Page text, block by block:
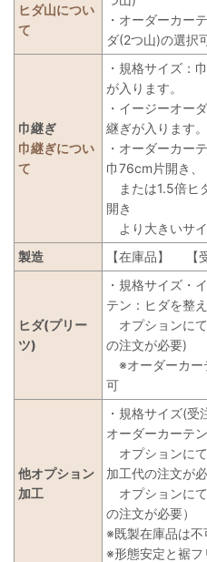
ヒダ山につい
て
・オーダーカー
ダ(2つ山)の選択
巾継ぎ
巾継ぎについ
て
・規格サイズ：
が入ります。
・イージーオー
継ぎが入ります。
・オーダーカー
巾76cm片開き、
または1.5倍ヒ
開き
より大きいサイ
製造
【在庫品】 【
ヒダ(プリー
ツ)
・規格サイズ・
テン：ヒダを整
オプションにて
の注文が必要)
※オーダーカー
可
他オプション
加工
・規格サイズ(受
オーダーカーテン
オプションにて
加工代の注文が必
オプションにて
の注文が必要）
※既製在庫品は不
※形態安定と裾